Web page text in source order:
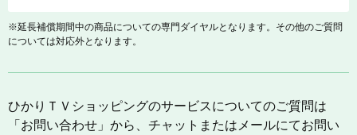
※延長補償期間中の商品についての専門ダイヤルとなります。その他のご質問
については対応外となります。
ひかりＴＶショッピングのサービスについてのご質問は
「お問い合わせ」から、チャットまたはメールにてお問い